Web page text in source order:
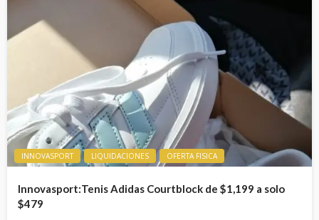
INNOVASPORT LIQUIDACIONES OFERTA FISICA
Innovasport:Tenis Adidas Courtblock de $1,199 a solo
$479